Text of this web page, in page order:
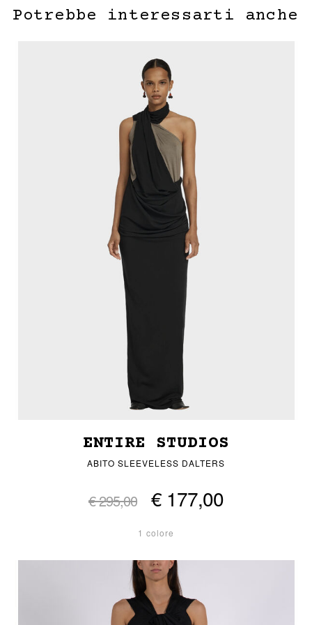
Potrebbe interessarti anche
ENTIRE STUDIOS
ABITO SLEEVELESS DALTERS
€ 295,00 € 177,00
1 colore